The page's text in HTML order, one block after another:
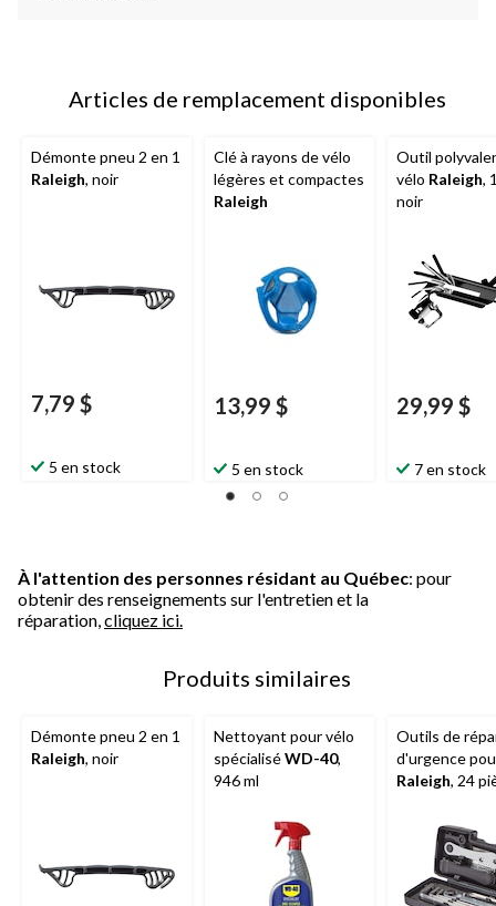
Articles de remplacement disponibles
Démonte pneu 2 en 1
Raleigh, noir
7,79 $
5 en stock
Clé à rayons de vélo
légères et compactes
Raleigh
13,99 $
5 en stock
Outil
vélo Raleigh,
noir
29,99 $
7 en stock
À l'attention des personnes résidant au Québec: pour
obtenir des renseignements sur l'entretien et la
réparation, cliquez ici.
Produits similaires
Démonte pneu 2 en 1
Raleigh, noir
Nettoyant pour vélo
spécialiséWD-40,
946 ml
Outils de
d'urgence
Raleigh, 24